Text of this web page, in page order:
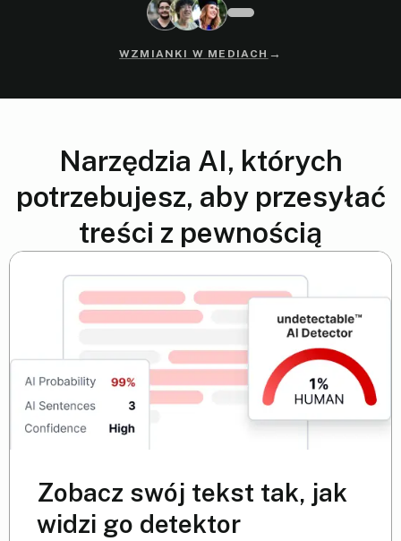
WZMIANKI W MEDIACH →
Narzędzia AI, których
potrzebujesz, aby przesyłać
treści z pewnością
Zobacz swój tekst tak, jak
widzi go detektor